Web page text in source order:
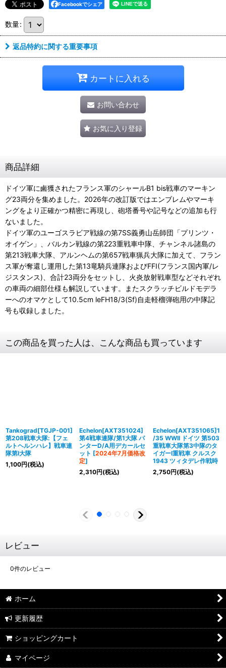
Facebookでシェア
数量:
返品特約に関する重要事項
カートに入れる
お問い合わせ
お気に入り登録
商品詳細
ドイツ軍に鹵獲されたフランス軍のシャールB1 bis戦車のマーキン
グ23両分を集めました。2026年の改訂版ではエンブレムやマーキ
ングをより正確かつ精密に再現し、砲塔番号や記号などの追加も行
ないました。
ドイツ軍のユーゴスラビア戦線の第7SS義勇山岳師団「プリンツ・
オイゲン」、バルカン戦線の第223重戦車中隊、チャンネル諸島の
第213戦車大隊、アルンヘムの第657戦車猟兵大隊に加えて、フラン
ス軍が奪還し運用した第13竜騎兵連隊およびFFI(フランス国内軍/レ
ジスタンス)、合計23両分をセットし、火炎放射戦車型などそれぞれ
の車両の細部仕様も解説しています。またスクラッチビルドモデラ
ーへのオマケとして10.5cm leFH18/3(Sf)自走軽榴弾砲用の中隊記
号も収録しました。
この商品を買った人は、こんな商品も買っています
Tankograd[TGJP-001]
第208戦車大隊:【フェ
ルトヘルンハレ】戦車連
隊第I大隊
1,100円(税込)
Echelon[AXT351024]
第4戦車連隊/第1大隊 パ
ンターD/A用デカールセ
ット [2024年7月価格改
定]
2,310円(税込)
Echelon[AXT351065]1
/35 WWII ドイツ 第503
重戦車大隊第3中隊のタ
イガーI重戦車 クルスク
1943 ツィタデレ作戦時
2,750円(税込)
レビュー
0件のレビュー
ホーム
更新履歴
ショッピングカート
マイページ